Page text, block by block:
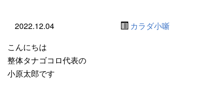
2022.12.04
カラダ小噺
こんにちは
整体タナゴコロ代表の
小原太郎です